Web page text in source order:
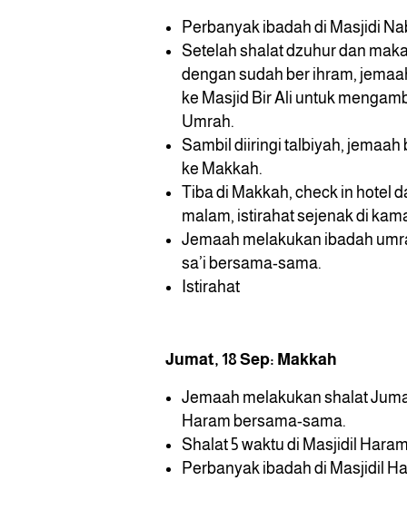
Perbanyak ibadah di Masjidi
Setelah shalat dzuhur dan
dengan sudah ber ihram,
ke Masjid Bir Ali untuk
Umrah.
Sambil diiringi talbiyah, jemaah
ke Makkah.
Tiba di Makkah, check in hotel
malam, istirahat sejenak di
Jemaah melakukan ibadah
sa’i bersama-sama.
Istirahat
Jumat, 18 Sep: Makkah
Jemaah melakukan shalat
Haram bersama-sama.
Shalat 5 waktu di Masjidil
Perbanyak ibadah di Masjidil